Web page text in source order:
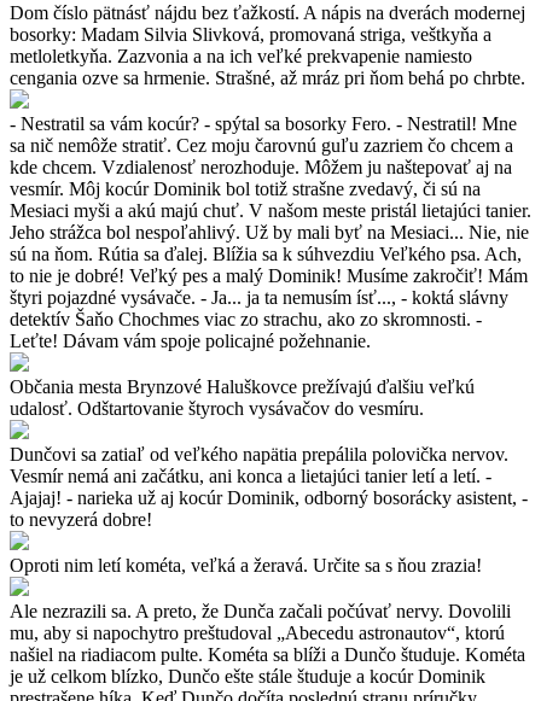
Dom číslo pätnásť nájdu bez ťažkostí. A nápis na dverách modernej
bosorky: Madam Silvia Slivková, promovaná striga, veštkyňa a
metloletkyňa. Zazvonia a na ich veľké prekvapenie namiesto
cengania ozve sa hrmenie. Strašné, až mráz pri ňom behá po chrbte.
- Nestratil sa vám kocúr? - spýtal sa bosorky Fero. - Nestratil! Mne
sa nič nemôže stratiť. Cez moju čarovnú guľu zazriem čo chcem a
kde chcem. Vzdialenosť nerozhoduje. Môžem ju naštepovať aj na
vesmír. Môj kocúr Dominik bol totiž strašne zvedavý, či sú na
Mesiaci myši a akú majú chuť. V našom meste pristál lietajúci tanier.
Jeho strážca bol nespoľahlivý. Už by mali byť na Mesiaci... Nie, nie
sú na ňom. Rútia sa ďalej. Blížia sa k súhvezdiu Veľkého psa. Ach,
to nie je dobré! Veľký pes a malý Dominik! Musíme zakročiť! Mám
štyri pojazdné vysávače. - Ja... ja ta nemusím ísť..., - koktá slávny
detektív Šaňo Chochmes viac zo strachu, ako zo skromnosti. -
Leťte! Dávam vám spoje policajné požehnanie.
Občania mesta Brynzové Haluškovce prežívajú ďalšiu veľkú
udalosť. Odštartovanie štyroch vysávačov do vesmíru.
Dunčovi sa zatiaľ od veľkého napätia prepálila polovička nervov.
Vesmír nemá ani začátku, ani konca a lietajúci tanier letí a letí. -
Ajajaj! - narieka už aj kocúr Dominik, odborný bosorácky asistent, -
to nevyzerá dobre!
Oproti nim letí kométa, veľká a žeravá. Určite sa s ňou zrazia!
Ale nezrazili sa. A preto, že Dunča začali počúvať nervy. Dovolili
mu, aby si napochytro preštudoval „Abecedu astronautov“, ktorú
našiel na riadiacom pulte. Kométa sa blíži a Dunčo študuje. Kométa
je už celkom blízko, Dunčo ešte stále študuje a kocúr Dominik